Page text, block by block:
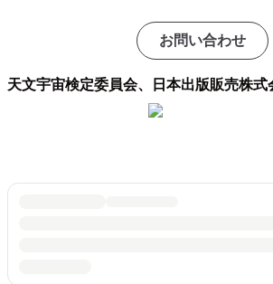
お問い合わせ
天文宇宙検定委員会、日本出版販売株式